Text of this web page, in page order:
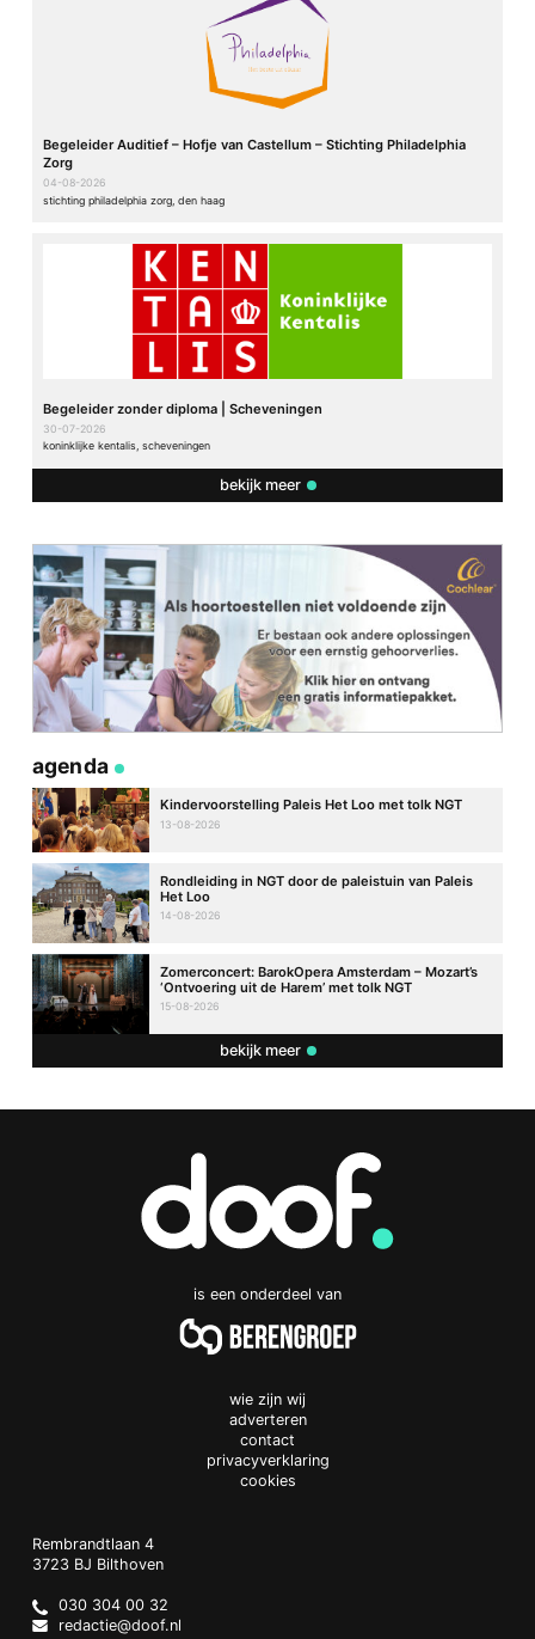
Begeleider Auditief – Hofje van Castellum – Stichting Philadelphia
Zorg
04-08-2026
stichting philadelphia zorg, den haag
Begeleider zonder diploma | Scheveningen
30-07-2026
koninklijke kentalis, scheveningen
bekijk meer
agenda
Kindervoorstelling Paleis Het Loo met tolk NGT
13-08-2026
Rondleiding in NGT door de paleistuin van Paleis
Het Loo
14-08-2026
Zomerconcert: BarokOpera Amsterdam – Mozart’s
‘Ontvoering uit de Harem’ met tolk NGT
15-08-2026
bekijk meer
is een onderdeel van
wie zijn wij
adverteren
contact
privacyverklaring
cookies
Doof.nl
work
Rembrandtlaan 4
3723 BJ Bilthoven
Netherlands
030 304 00 32
redactie@doof.nl